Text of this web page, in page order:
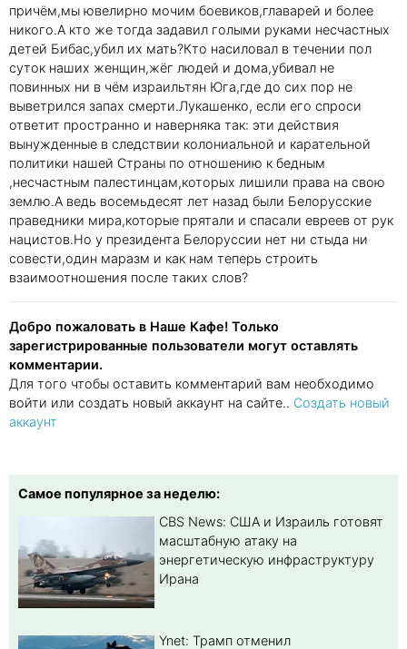
причём,мы ювелирно мочим боевиков,главарей и более
никого.А кто же тогда задавил голыми руками несчастных
детей Бибас,убил их мать?Кто насиловал в течении пол
суток наших женщин,жёг людей и дома,убивал не
повинных ни в чём израильтян Юга,где до сих пор не
выветрился запах смерти.Лукашенко, если его спроси
ответит пространно и наверняка так: эти действия
вынужденные в следствии колониальной и карательной
политики нашей Страны по отношению к бедным
,несчастным палестинцам,которых лишили права на свою
землю.А ведь восемьдесят лет назад были Белорусские
праведники мира,которые прятали и спасали евреев от рук
нацистов.Но у президента Белоруссии нет ни стыда ни
совести,один маразм и как нам теперь строить
взаимоотношения после таких слов?
Добро пожаловать в Наше Кафе! Только
зарегистрированные пользователи могут оставлять
комментарии.
Для того чтобы оставить комментарий вам необходимо
войти или создать новый аккаунт на сайте.. Создать новый
аккаунт
Самое популярное за неделю:
CBS News: США и Израиль готовят
масштабную атаку на
энергетическую инфраструктуру
Ирана
Ynet: Трамп отменил